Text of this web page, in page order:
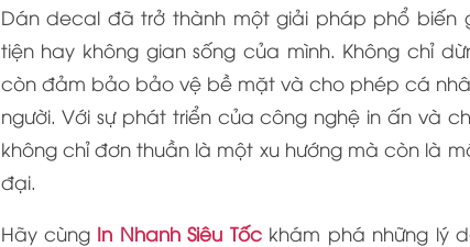
Dán decal đã trở thành một giải pháp phổ biến
tiện hay không gian sống của mình. Không chỉ
còn đảm bảo bảo vệ bề mặt và cho phép cá
người. Với sự phát triển của công nghệ in ấn và
không chỉ đơn thuần là một xu hướng mà còn là
đại.
Hãy cùng In Nhanh Siêu Tốckhám phá những lý